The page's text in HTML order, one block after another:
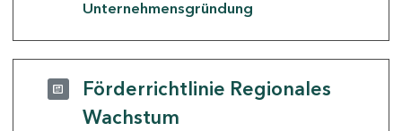
Unternehmensgründung
Förderrichtlinie Regionales
Wachstum